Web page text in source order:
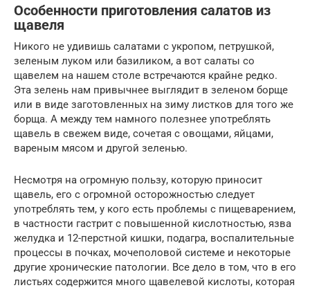
Особенности приготовления салатов из
щавеля
Никого не удивишь салатами с укропом, петрушкой,
зеленым луком или базиликом, а вот салаты со
щавелем на нашем столе встречаются крайне редко.
Эта зелень нам привычнее выглядит в зеленом борще
или в виде заготовленных на зиму листков для того же
борща. А между тем намного полезнее употреблять
щавель в свежем виде, сочетая с овощами, яйцами,
вареным мясом и другой зеленью.
Несмотря на огромную пользу, которую приносит
щавель, его с огромной осторожностью следует
употреблять тем, у кого есть проблемы с пищеварением,
в частности гастрит с повышенной кислотностью, язва
желудка и 12-перстной кишки, подагра, воспалительные
процессы в почках, мочеполовой системе и некоторые
другие хронические патологии. Все дело в том, что в его
листьях содержится много щавелевой кислоты, которая